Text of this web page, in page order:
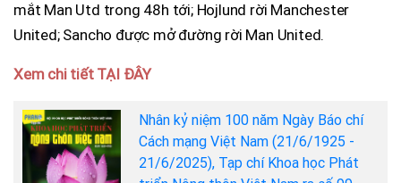
mắt Man Utd trong 48h tới; Hojlund rời Manchester
United; Sancho được mở đường rời Man United.
Xem chi tiết TẠI ĐÂY
Nhân kỷ niệm 100 năm Ngày Báo chí
Cách mạng Việt Nam (21/6/1925 -
21/6/2025), Tạp chí Khoa học Phát